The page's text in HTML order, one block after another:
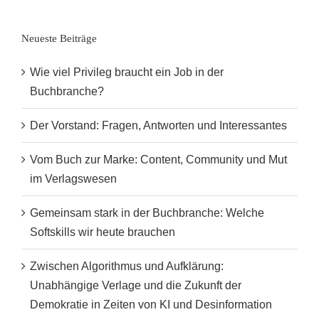
Neueste Beiträge
Wie viel Privileg braucht ein Job in der
Buchbranche?
Der Vorstand: Fragen, Antworten und Interessantes
Vom Buch zur Marke: Content, Community und Mut
im Verlagswesen
Gemeinsam stark in der Buchbranche: Welche
Softskills wir heute brauchen
Zwischen Algorithmus und Aufklärung:
Unabhängige Verlage und die Zukunft der
Demokratie in Zeiten von KI und Desinformation